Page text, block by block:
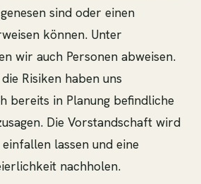
sind oder einen
können. Unter
wir auch Personen abweisen.
Risiken haben uns
bereits in Planung befindliche
Die Vorstandschaft wird
lassen und eine
nachholen.